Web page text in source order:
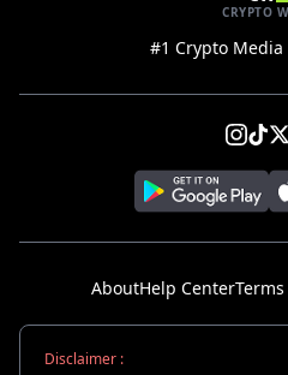
CRYPTO
#1 Crypto
AboutHelp Center
Disclaimer :